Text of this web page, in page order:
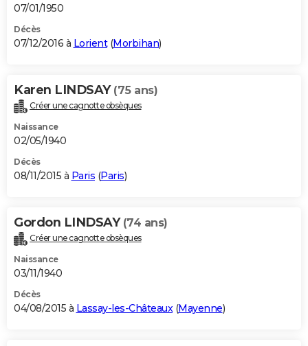
07/01/1950
Décès
07/12/2016 à Lorient(Morbihan)
Karen LINDSAY (75 ans)
Créer une cagnotte obsèques
Naissance
02/05/1940
Décès
08/11/2015 à Paris (Paris)
Gordon LINDSAY (74 ans)
Créer une cagnotte obsèques
Naissance
03/11/1940
Décès
04/08/2015 à Lassay-les-Châteaux(Mayenne)